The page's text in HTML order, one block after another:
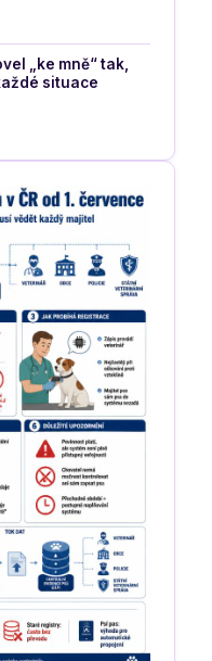
„ke mně“ tak,
situace